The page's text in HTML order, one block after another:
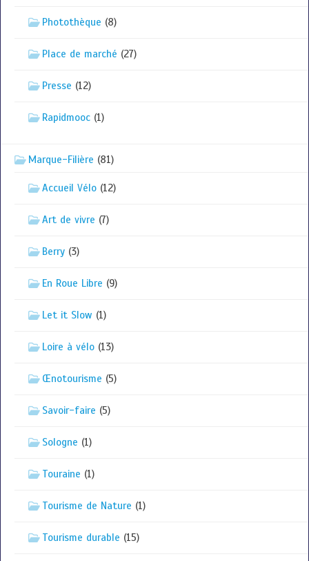
Photothèque (8)
Place de marché (27)
Presse (12)
Rapidmooc (1)
Marque-Filière (81)
Accueil Vélo (12)
Art de vivre (7)
Berry (3)
En Roue Libre (9)
Let it Slow (1)
Loire à vélo (13)
Œnotourisme (5)
Savoir-faire (5)
Sologne (1)
Touraine (1)
Tourisme de Nature (1)
Tourisme durable (15)